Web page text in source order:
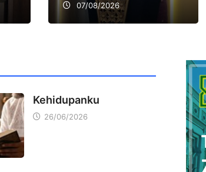
07/08/2026
Kehidupanku
26/06/2026